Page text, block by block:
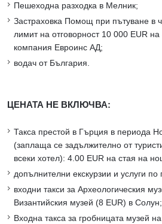
Пешеходна разходка в Мелник;
Застраховка Помощ при пътуване в
лимит на отговорност 10 000 EUR на
компания Евроинс АД;
водач от България.
ЦЕНАТА НЕ ВКЛЮЧВА:
Такса престой в Гърция в периода
(заплаща се задължително от
всеки хотел): 4.00 EUR на стая на
допълнителни екскурзии и услуги по
входни такси за Археологическия
Византийския музей (8 EUR) в Солун;
Входна такса за гробницата музей